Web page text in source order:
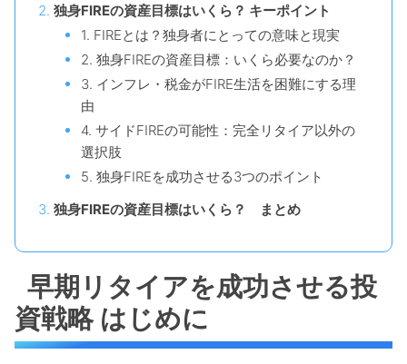
独身FIREの資産目標はいくら？ キーポイント
1. FIREとは？独身者にとっての意味と現実
2. 独身FIREの資産目標：いくら必要なのか？
3. インフレ・税金がFIRE生活を困難にする理
由
4. サイドFIREの可能性：完全リタイア以外の
選択肢
5. 独身FIREを成功させる3つのポイント
独身FIREの資産目標はいくら？ まとめ
早期リタイアを成功させる投
資戦略 はじめに